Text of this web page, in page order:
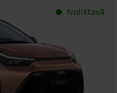
Noliktavā